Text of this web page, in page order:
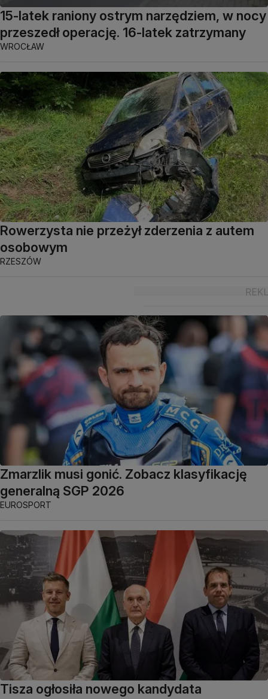
15-latek raniony ostrym narzędziem, w nocy
przeszedł operację. 16-latek zatrzymany
WROCŁAW
Rowerzysta nie przeżył zderzenia z autem
osobowym
RZESZÓW
Zmarzlik musi gonić. Zobacz klasyfikację
generalną SGP 2026
EUROSPORT
Tisza ogłosiła nowego kandydata